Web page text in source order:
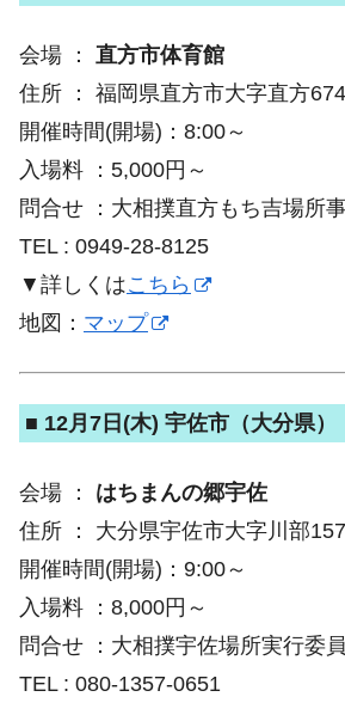
会場 ： 直方市体育館
住所 ： 福岡県直方市大字直方
開催時間(開場)：8:00～
入場料 ：5,000円～
問合せ ：大相撲直方もち吉場所
TEL : 0949-28-8125
▼詳しくはこちら
地図： マップ
■ 12月7日(木) 宇佐市（大分県）
会場 ： はちまんの郷宇佐
住所 ： 大分県宇佐市大字川部
開催時間(開場)：9:00～
入場料 ：8,000円～
問合せ ：大相撲宇佐場所実行委
TEL : 080-1357-0651